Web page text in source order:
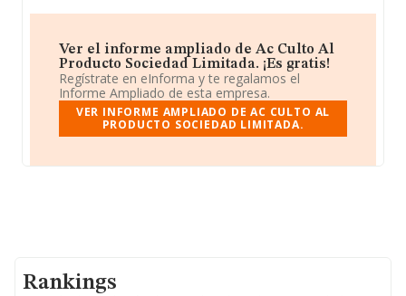
Ver el informe ampliado de Ac Culto Al
Producto Sociedad Limitada. ¡Es gratis!
Regístrate en eInforma y te regalamos el
Informe Ampliado de esta empresa.
VER INFORME AMPLIADO DE AC CULTO AL
PRODUCTO SOCIEDAD LIMITADA.
Rankings